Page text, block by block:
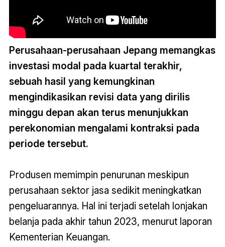
Perusahaan-perusahaan Jepang memangkas
investasi modal pada kuartal terakhir,
sebuah hasil yang kemungkinan
mengindikasikan revisi data yang dirilis
minggu depan akan terus menunjukkan
perekonomian mengalami kontraksi pada
periode tersebut.
Produsen memimpin penurunan meskipun
perusahaan sektor jasa sedikit meningkatkan
pengeluarannya. Hal ini terjadi setelah lonjakan
belanja pada akhir tahun 2023, menurut laporan
Kementerian Keuangan.